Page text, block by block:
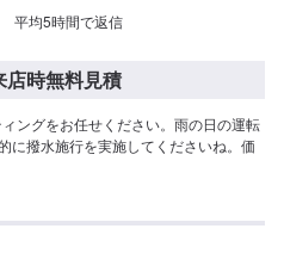
平均5時間で返信
店時無料見積
ングをお任せください。雨の日の運転
に撥水施行を実施してくださいね。価